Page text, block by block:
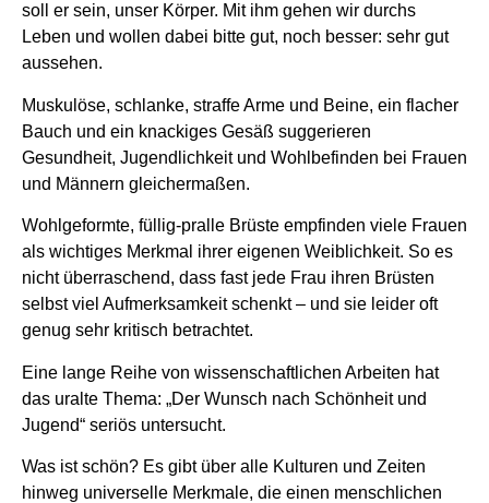
soll er sein, unser Körper. Mit ihm gehen wir durchs
Leben und wollen dabei bitte gut, noch besser: sehr gut
aussehen.
Muskulöse, schlanke, straffe Arme und Beine, ein flacher
Bauch und ein knackiges Gesäß suggerieren
Gesundheit, Jugendlichkeit und Wohlbefinden bei Frauen
und Männern gleichermaßen.
Wohlgeformte, füllig-pralle Brüste empfinden viele Frauen
als wichtiges Merkmal ihrer eigenen Weiblichkeit. So es
nicht überraschend, dass fast jede Frau ihren Brüsten
selbst viel Aufmerksamkeit schenkt – und sie leider oft
genug sehr kritisch betrachtet.
Eine lange Reihe von wissenschaftlichen Arbeiten hat
das uralte Thema: „Der Wunsch nach Schönheit und
Jugend“ seriös untersucht.
Was ist schön? Es gibt über alle Kulturen und Zeiten
hinweg universelle Merkmale, die einen menschlichen